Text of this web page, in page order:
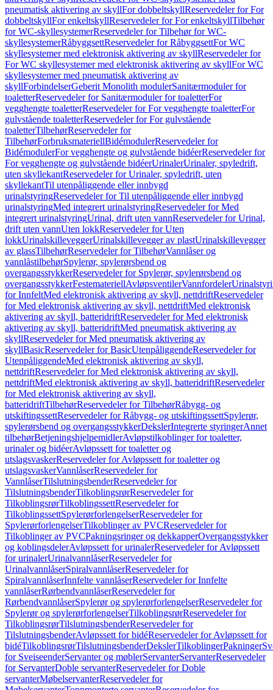
pneumatisk aktivering av skyllFor dobbeltskyllReservedeler for For
dobbeltskyllFor enkeltskyllReservedeler for For enkeltskyllTilbehør
for WC-skyllesystemerReservedeler for Tilbehør for WC-
skyllesystemerRåbyggsettReservedeler for RåbyggsettFor WC
skyllesystemer med elektronisk aktivering av skyllReservedeler for
For WC skyllesystemer med elektronisk aktivering av skyllFor WC
skyllesystemer med pneumatisk aktivering av
skyllForbindelserGeberit Monolith modulerSanitærmoduler for
toaletterReservedeler for Sanitærmoduler for toaletterFor
vegghengte toaletterReservedeler for For vegghengte toaletterFor
gulvstående toaletterReservedeler for For gulvstående
toaletterTilbehørReservedeler for
TilbehørForbruksmateriellBidémodulerReservedeler for
BidémodulerFor vegghengte og gulvstående bidéerReservedeler for
For vegghengte og gulvstående bidéerUrinalerUrinaler, spyledrift,
uten skyllekantReservedeler for Urinaler, spyledrift, uten
skyllekantTil utenpåliggende eller innbygd
urinalstyringReservedeler for Til utenpåliggende eller innbygd
urinalstyringMed integrert urinalstyringReservedeler for Med
integrert urinalstyringUrinal, drift uten vannReservedeler for Urinal,
drift uten vannUten lokkReservedeler for Uten
lokkUrinalskilleveggerUrinalskillevegger av plastUrinalskillevegger
av glassTilbehørReservedeler for TilbehørVannlåser og
vannlåstilbehørSpylerør, spylerørsbend og
overgangsstykkerReservedeler for Spylerør, spylerørsbend og
overgangsstykkerFestemateriellAvløpsventilerVannfordeler
for InnfeltMed elektronisk aktivering av skyll, nettdriftReservedeler
for Med elektronisk aktivering av skyll, nettdriftMed elektronisk
aktivering av skyll, batteridriftReservedeler for Med elektronisk
aktivering av skyll, batteridriftMed pneumatisk aktivering av
skyllReservedeler for Med pneumatisk aktivering av
skyllBasicReservedeler for BasicUtenpåliggendeReservedeler for
UtenpåliggendeMed elektronisk aktivering av skyll,
nettdriftReservedeler for Med elektronisk aktivering av skyll,
nettdriftMed elektronisk aktivering av skyll, batteridriftReservedeler
for Med elektronisk aktivering av skyll,
batteridriftTilbehørReservedeler for TilbehørRåbygg- og
utskiftingssettReservedeler for Råbygg- og utskiftingssettSpylerør,
spylerørsbend og overgangsstykkerDekslerIntegrerte styringerAnnet
tilbehørBetjeningshjelpemidlerAvløpstilkoblinger for toaletter,
urinaler og bidéerAvløpssett for toaletter og
utslagsvaskerReservedeler for Avløpssett for toaletter og
utslagsvaskerVannlåserReservedeler for
VannlåserTilslutningsbenderReservedeler for
TilslutningsbenderTilkoblingsrørReservedeler for
TilkoblingsrørTilkoblingssettReservedeler for
TilkoblingssettSpylerørforlengelserReservedeler for
SpylerørforlengelserTilkoblinger av PVCReservedeler for
Tilkoblinger av PVCPakningsringer og dekkapperOvergangsstykker
og koblingsdelerAvløpssett for urinalerReservedeler for Avløpssett
for urinalerUrinalvannlåserReservedeler for
UrinalvannlåserSpiralvannlåserReservedeler for
SpiralvannlåserInnfelte vannlåserReservedeler for Innfelte
vannlåserRørbendvannlåserReservedeler for
RørbendvannlåserSpylerør og spylerørforlengelserReservedeler for
Spylerør og spylerørforlengelserTilkoblingsrørReservedeler for
TilkoblingsrørTilslutningsbenderReservedeler for
TilslutningsbenderAvløpssett for bidéReservedeler for Avløpssett for
bidéTilkoblingsrørTilslutningsbenderDekslerTilkoblingerPakninger
for SveiseenderServanter og møblerServanterServanterReservedeler
for ServanterDoble servanterReservedeler for Doble
servanterMøbelservanterReservedeler for